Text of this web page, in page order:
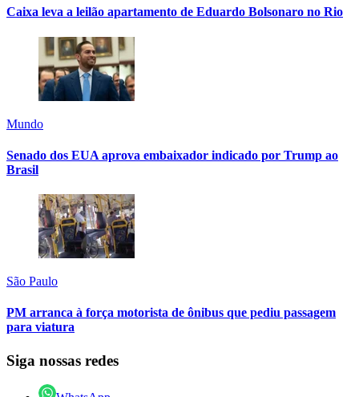
Caixa leva a leilão apartamento de Eduardo Bolsonaro no Rio
Mundo
Senado dos EUA aprova embaixador indicado por Trump ao
Brasil
São Paulo
PM arranca à força motorista de ônibus que pediu passagem
para viatura
Siga nossas redes